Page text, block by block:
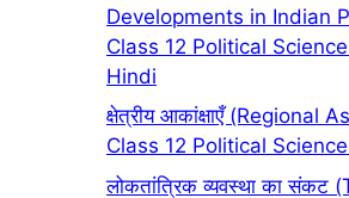
Developments in Indian
Class 12 Political
Hindi
क्षेत्रीय आकांक्षाएँ (Regional
Class 12 Political
लोकतांत्रिक व्यवस्था का संकट